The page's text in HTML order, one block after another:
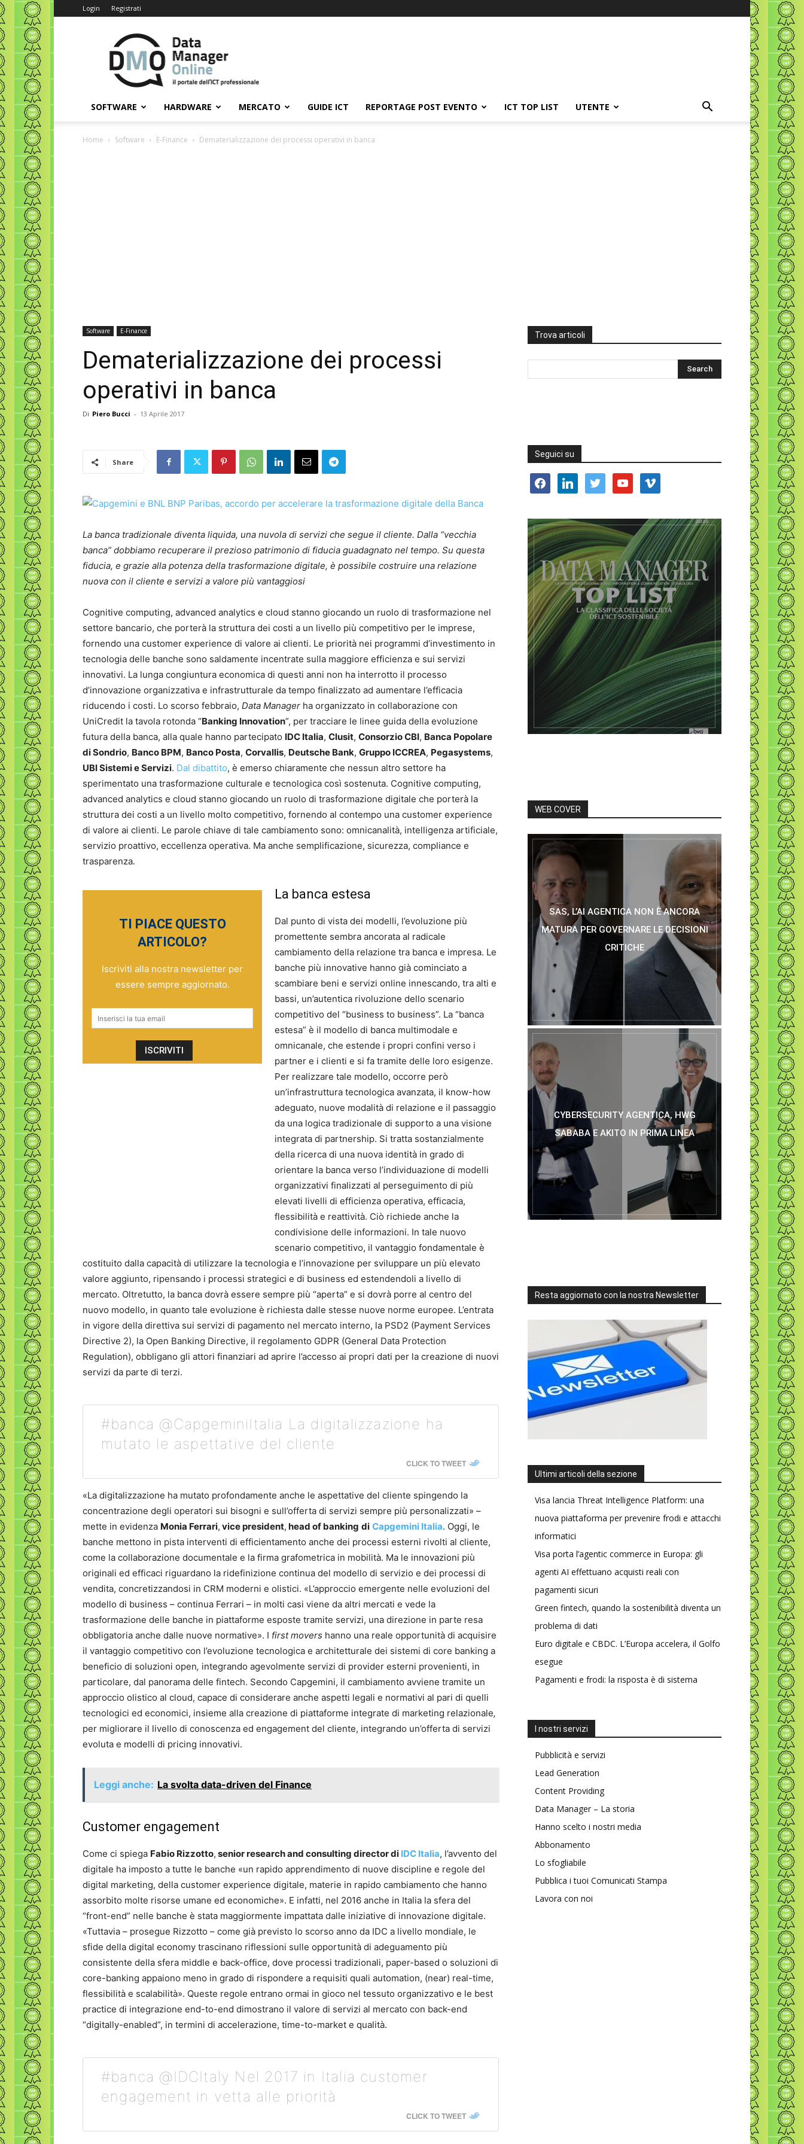
Login Registrati
Data
Manager
Online
SOFTWARE HARDWARE MERCATO GUIDE ICT REPORTAGE POST EVENTO ICT TOP LIST UTENTE
Home Software E-Finance Dematerializzazione dei processi operativi in banca
Software E-Finance
Dematerializzazione dei processi
operativi in banca
Di Piero Bucci - 13 Aprile 2017
Share
La banca tradizionale diventa liquida, una nuvola di servizi che segue il cliente. Dalla “vecchia
banca” dobbiamo recuperare il prezioso patrimonio di fiducia guadagnato nel tempo. Su questa
fiducia, e grazie alla potenza della trasformazione digitale, è possibile costruire una relazione
nuova con il cliente e servizi a valore più vantaggiosi
Cognitive computing, advanced analytics e cloud stanno giocando un ruolo di trasformazione nel
settore bancario, che porterà la struttura dei costi a un livello più competitivo per le imprese,
fornendo una customer experience di valore ai clienti. Le priorità nei programmi d’investimento in
tecnologia delle banche sono saldamente incentrate sulla maggiore efficienza e sui servizi
innovativi. La lunga congiuntura economica di questi anni non ha interrotto il processo
d’innovazione organizzativa e infrastrutturale da tempo finalizzato ad aumentare l’efficacia
riducendo i costi. Lo scorso febbraio, Data Manager ha organizzato in collaborazione con
UniCredit la tavola rotonda “Banking Innovation”, per tracciare le linee guida della evoluzione
futura della banca, alla quale hanno partecipato IDC Italia, Clusit, Consorzio CBI, Banca Popolare
di Sondrio, Banco BPM, Banco Posta, Corvallis, Deutsche Bank, Gruppo ICCREA, Pegasystems,
UBI Sistemi e Servizi. Dal dibattito, è emerso chiaramente che nessun altro settore ha
sperimentato una trasformazione culturale e tecnologica così sostenuta. Cognitive computing,
advanced analytics e cloud stanno giocando un ruolo di trasformazione digitale che porterà la
struttura dei costi a un livello molto competitivo, fornendo al contempo una customer experience
di valore ai clienti. Le parole chiave di tale cambiamento sono: omnicanalità, intelligenza artificiale,
servizio proattivo, eccellenza operativa. Ma anche semplificazione, sicurezza, compliance e
trasparenza.
TI PIACE QUESTO
ARTICOLO?
Iscriviti alla nostra newsletter per
essere sempre aggiornato.
La banca estesa
Dal punto di vista dei modelli, l’evoluzione più
promettente sembra ancorata al radicale
cambiamento della relazione tra banca e impresa. Le
banche più innovative hanno già cominciato a
scambiare beni e servizi online innescando, tra alti e
bassi, un’autentica rivoluzione dello scenario
competitivo del “business to business”. La “banca
estesa” è il modello di banca multimodale e
omnicanale, che estende i propri confini verso i
partner e i clienti e si fa tramite delle loro esigenze.
Per realizzare tale modello, occorre però
un’infrastruttura tecnologica avanzata, il know-how
adeguato, nuove modalità di relazione e il passaggio
da una logica tradizionale di supporto a una visione
integrata di partnership. Si tratta sostanzialmente
della ricerca di una nuova identità in grado di
orientare la banca verso l’individuazione di modelli
organizzativi finalizzati al perseguimento di più
elevati livelli di efficienza operativa, efficacia,
flessibilità e reattività. Ciò richiede anche la
condivisione delle informazioni. In tale nuovo
scenario competitivo, il vantaggio fondamentale è
costituito dalla capacità di utilizzare la tecnologia e l’innovazione per sviluppare un più elevato
valore aggiunto, ripensando i processi strategici e di business ed estendendoli a livello di
mercato. Oltretutto, la banca dovrà essere sempre più “aperta” e si dovrà porre al centro del
nuovo modello, in quanto tale evoluzione è richiesta dalle stesse nuove norme europee. L’entrata
in vigore della direttiva sui servizi di pagamento nel mercato interno, la PSD2 (Payment Services
Directive 2), la Open Banking Directive, il regolamento GDPR (General Data Protection
Regulation), obbligano gli attori finanziari ad aprire l’accesso ai propri dati per la creazione di nuovi
servizi da parte di terzi.
#banca @CapgeminiItalia La digitalizzazione ha
mutato le aspettative del cliente
CLICK TO TWEET
«La digitalizzazione ha mutato profondamente anche le aspettative del cliente spingendo la
concentrazione degli operatori sui bisogni e sull’offerta di servizi sempre più personalizzati» –
mette in evidenza Monia Ferrari, vice president, head of banking di Capgemini Italia. Oggi, le
banche mettono in pista interventi di efficientamento anche dei processi esterni rivolti al cliente,
come la collaborazione documentale e la firma grafometrica in mobilità. Ma le innovazioni più
originali ed efficaci riguardano la ridefinizione continua del modello di servizio e dei processi di
vendita, concretizzandosi in CRM moderni e olistici. «L’approccio emergente nelle evoluzioni del
modello di business – continua Ferrari – in molti casi viene da altri mercati e vede la
trasformazione delle banche in piattaforme esposte tramite servizi, una direzione in parte resa
obbligatoria anche dalle nuove normative». I first movers hanno una reale opportunità di acquisire
il vantaggio competitivo con l’evoluzione tecnologica e architetturale dei sistemi di core banking a
beneficio di soluzioni open, integrando agevolmente servizi di provider esterni provenienti, in
particolare, dal panorama delle fintech. Secondo Capgemini, il cambiamento avviene tramite un
approccio olistico al cloud, capace di considerare anche aspetti legali e normativi al pari di quelli
tecnologici ed economici, insieme alla creazione di piattaforme integrate di marketing relazionale,
per migliorare il livello di conoscenza ed engagement del cliente, integrando un’offerta di servizi
evoluta e modelli di pricing innovativi.
Leggi anche: La svolta data-driven del Finance
Customer engagement
Come ci spiega Fabio Rizzotto, senior research and consulting director di IDC Italia, l’avvento del
digitale ha imposto a tutte le banche «un rapido apprendimento di nuove discipline e regole del
digital marketing, della customer experience digitale, materie in rapido cambiamento che hanno
assorbito molte risorse umane ed economiche». E infatti, nel 2016 anche in Italia la sfera del
“front-end” nelle banche è stata maggiormente impattata dalle iniziative di innovazione digitale.
«Tuttavia – prosegue Rizzotto – come già previsto lo scorso anno da IDC a livello mondiale, le
sfide della digital economy trascinano riflessioni sulle opportunità di adeguamento più
consistente della sfera middle e back-office, dove processi tradizionali, paper-based o soluzioni di
core-banking appaiono meno in grado di rispondere a requisiti quali automation, (near) real-time,
flessibilità e scalabilità». Queste regole entrano ormai in gioco nel tessuto organizzativo e le best
practice di integrazione end-to-end dimostrano il valore di servizi al mercato con back-end
“digitally-enabled”, in termini di accelerazione, time-to-market e qualità.
#banca @IDCItaly Nel 2017 in Italia customer
engagement in vetta alle priorità
CLICK TO TWEET
Trova articoli
Seguici su
facebooklinkedin twitter youtube vimeo
WEB COVER
SAS, L’AI AGENTICA NON È ANCORA
MATURA PER GOVERNARE LE DECISIONI
CRITICHE
CYBERSECURITY AGENTICA, HWG
SABABA E AKITO IN PRIMA LINEA
Resta aggiornato con la nostra Newsletter
Ultimi articoli della sezione
Visa lancia Threat Intelligence Platform: una
nuova piattaforma per prevenire frodi e attacchi
informatici
Visa porta l’agentic commerce in Europa: gli
agenti AI effettuano acquisti reali con
pagamenti sicuri
Green fintech, quando la sostenibilità diventa un
problema di dati
Euro digitale e CBDC. L’Europa accelera, il Golfo
esegue
Pagamenti e frodi: la risposta è di sistema
I nostri servizi
Pubblicità e servizi
Lead Generation
Content Providing
Data Manager – La storia
Hanno scelto i nostri media
Abbonamento
Lo sfogliabile
Pubblica i tuoi Comunicati Stampa
Lavora con noi